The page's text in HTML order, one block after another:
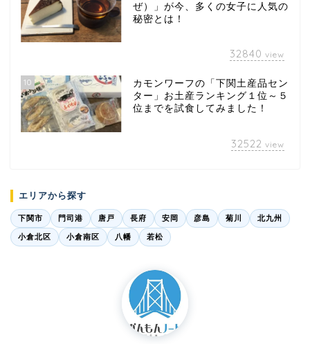
ぜ）」が今、多くの女子に人気の
秘密とは！
32840 view
10
カモンワーフの「下関土産品セン
ター」お土産ランキング１位～５
位までを試食してみました！
32522 view
エリアから探す
下関市 門司港 唐戸 長府 安岡 彦島 菊川 北九州
小倉北区 小倉南区 八幡 若松